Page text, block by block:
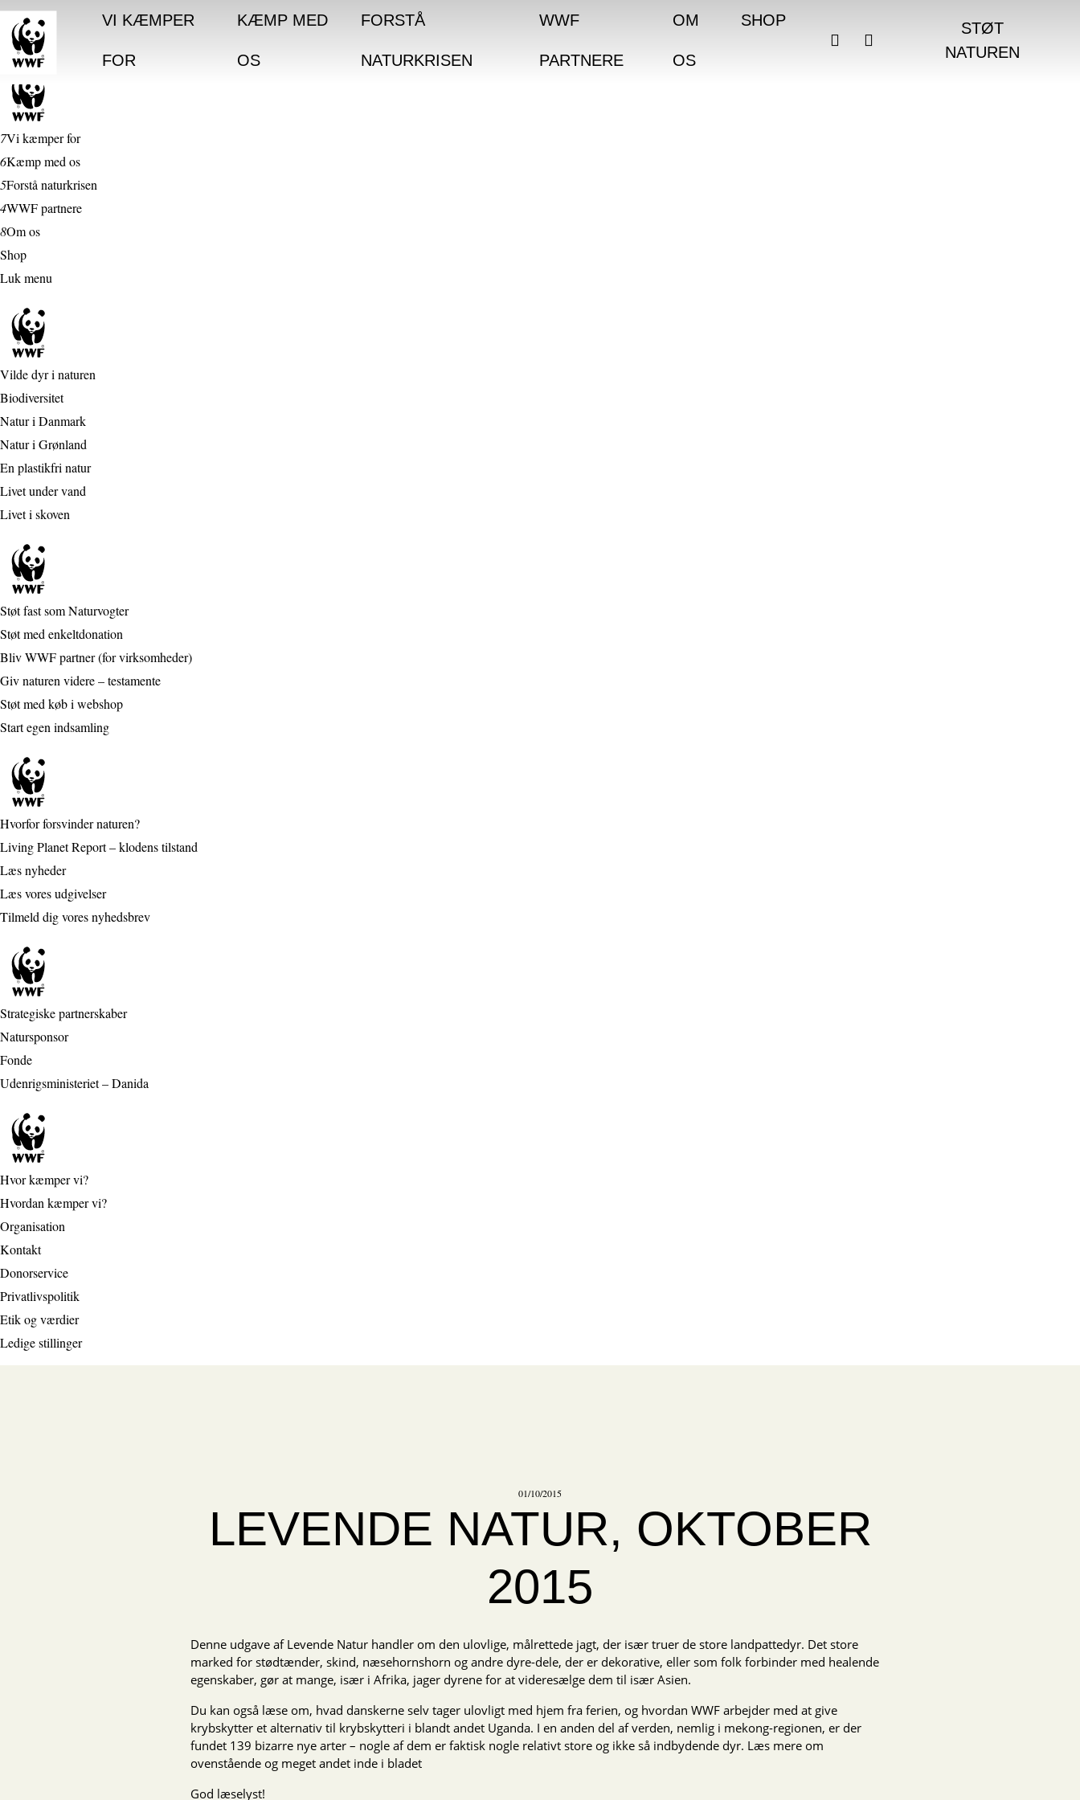
7Vi kæmper for
6Kæmp med os
5Forstå naturkrisen
4WWF partnere
8Om os
Shop
Luk menu
Vilde dyr i naturen
Biodiversitet
Natur i Danmark
Natur i Grønland
En plastikfri natur
Livet under vand
Livet i skoven
Støt fast som Naturvogter
Støt med enkeltdonation
Bliv WWF partner (for virksomheder)
Giv naturen videre – testamente
Støt med køb i webshop
Start egen indsamling
Hvorfor forsvinder naturen?
Living Planet Report – klodens tilstand
Læs nyheder
Læs vores udgivelser
Tilmeld dig vores nyhedsbrev
Strategiske partnerskaber
Natursponsor
Fonde
Udenrigsministeriet – Danida
Hvor kæmper vi?
Hvordan kæmper vi?
Organisation
Kontakt
Donorservice
Privatlivspolitik
Etik og værdier
Ledige stillinger
VI KÆMPER
FOR
KÆMP MED
OS
FORSTÅ
NATURKRISEN
WWF
PARTNERE
OM
OS
SHOP
STØT
NATUREN
01/10/2015
LEVENDE NATUR, OKTOBER
2015
Denne udgave af Levende Natur handler om den ulovlige, målrettede jagt, der især truer de store landpattedyr. Det store
marked for stødtænder, skind, næsehornshorn og andre dyre-dele, der er dekorative, eller som folk forbinder med healende
egenskaber, gør at mange, især i Afrika, jager dyrene for at videresælge dem til især Asien.
Du kan også læse om, hvad danskerne selv tager ulovligt med hjem fra ferien, og hvordan WWF arbejder med at give
krybskytter et alternativ til krybskytteri i blandt andet Uganda. I en anden del af verden, nemlig i mekong-regionen, er der
fundet 139 bizarre nye arter – nogle af dem er faktisk nogle relativt store og ikke så indbydende dyr. Læs mere om
ovenstående og meget andet inde i bladet
God læselyst!